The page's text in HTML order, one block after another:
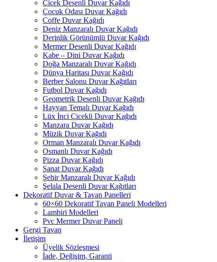
Çiçek Desenli Duvar Kağıdı
Çocuk Odası Duvar Kağıdı
Coffe Duvar Kağıdı
Deniz Manzaralı Duvar Kağıdı
Derinlik Görünümlü Duvar Kağıdı
Mermer Desenli Duvar Kağıdı
Kabe – Dini Duvar Kağıdı
Doğa Manzaralı Duvar Kağıdı
Dünya Haritası Duvar Kağıdı
Berber Salonu Duvar Kağıtları
Futbol Duvar Kağıdı
Geometrik Desenli Duvar Kağıdı
Hayvan Temalı Duvar Kağıdı
Lüx İnci Çicekli Duvar Kağıdı
Manzara Duvar Kağıdı
Müzik Duvar Kağıdı
Orman Manzaralı Duvar Kağıdı
Osmanlı Duvar Kağıdı
Pizza Duvar Kağıdı
Sanat Duvar Kağıdı
Şehir Manzaralı Duvar Kağıdı
Şelala Desenli Duvar Kağıtları
Dekoratif Duvar & Tavan Panelleri
60×60 Dekoratif Tavan Paneli Modelleri
Lambiri Modelleri
Pvc Mermer Duvar Paneli
Gergi Tavan
İletişim
Üyelik Sözleşmesi
İade, Değişim, Garanti